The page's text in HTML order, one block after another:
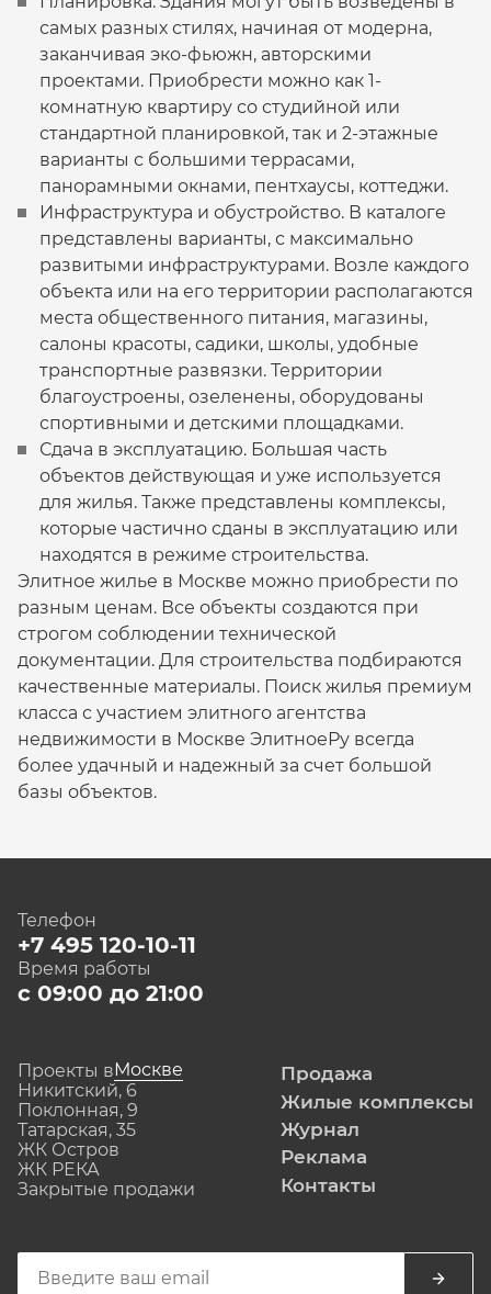
самых разных стилях, начиная от модерна,
заканчивая эко-фьюжн, авторскими
проектами. Приобрести можно как 1-
комнатную квартиру со студийной или
стандартной планировкой, так и 2-этажные
варианты с большими террасами,
панорамными окнами, пентхаусы, коттеджи.
Инфраструктура и обустройство. В каталоге
представлены варианты, с максимально
развитыми инфраструктурами. Возле каждого
объекта или на его территории располагаются
места общественного питания, магазины,
салоны красоты, садики, школы, удобные
транспортные развязки. Территории
благоустроены, озеленены, оборудованы
спортивными и детскими площадками.
Сдача в эксплуатацию. Большая часть
объектов действующая и уже используется
для жилья. Также представлены комплексы,
которые частично сданы в эксплуатацию или
находятся в режиме строительства.
Элитное жилье в Москве можно приобрести по
разным ценам. Все объекты создаются при
строгом соблюдении технической
документации. Для строительства подбираются
качественные материалы. Поиск жилья премиум
класса с участием элитного агентства
недвижимости в Москве ЭлитноеРу всегда
более удачный и надежный за счет большой
базы объектов.
Телефон
+7 495 120-10-11
Время работы
с 09:00 до 21:00
Проекты вМоскве
Никитский, 6
Поклонная, 9
Татарская, 35
ЖК Остров
ЖК РЕКА
Закрытые продажи
Продажа
Жилые комплексы
Журнал
Реклама
Контакты